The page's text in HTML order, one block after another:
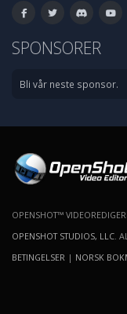
SPONSORER
Bli vår neste sponsor.
OPENSHOT™
OPENSHOT STUDIOS, LLC .
BETINGELSER | NORSK